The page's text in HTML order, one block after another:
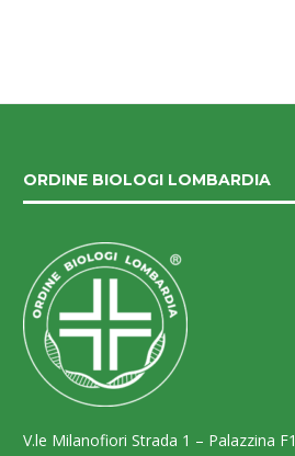
ORDINE BIOLOGI LOMBARDIA
V.le Milanofiori Strada 1 – Palazzina F1